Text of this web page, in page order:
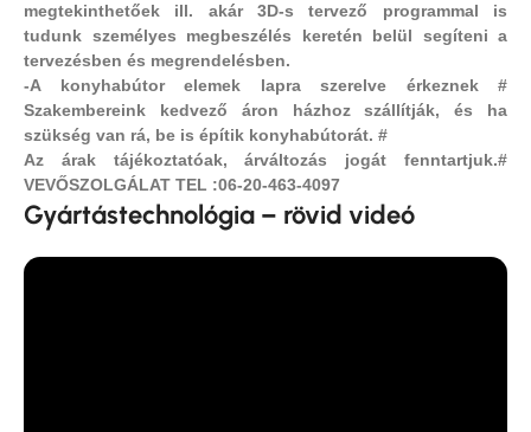
megtekinthetőek ill. akár 3D-s tervező programmal is
tudunk személyes megbeszélés keretén belül segíteni a
tervezésben és megrendelésben.
-A konyhabútor elemek lapra szerelve érkeznek #
Szakembereink kedvező áron házhoz szállítják, és ha
szükség van rá, be is építik konyhabútorát. #
Az árak tájékoztatóak, árváltozás jogát fenntartjuk.#
VEVŐSZOLGÁLAT TEL :06-20-463-4097
Gyártástechnológia – rövid videó